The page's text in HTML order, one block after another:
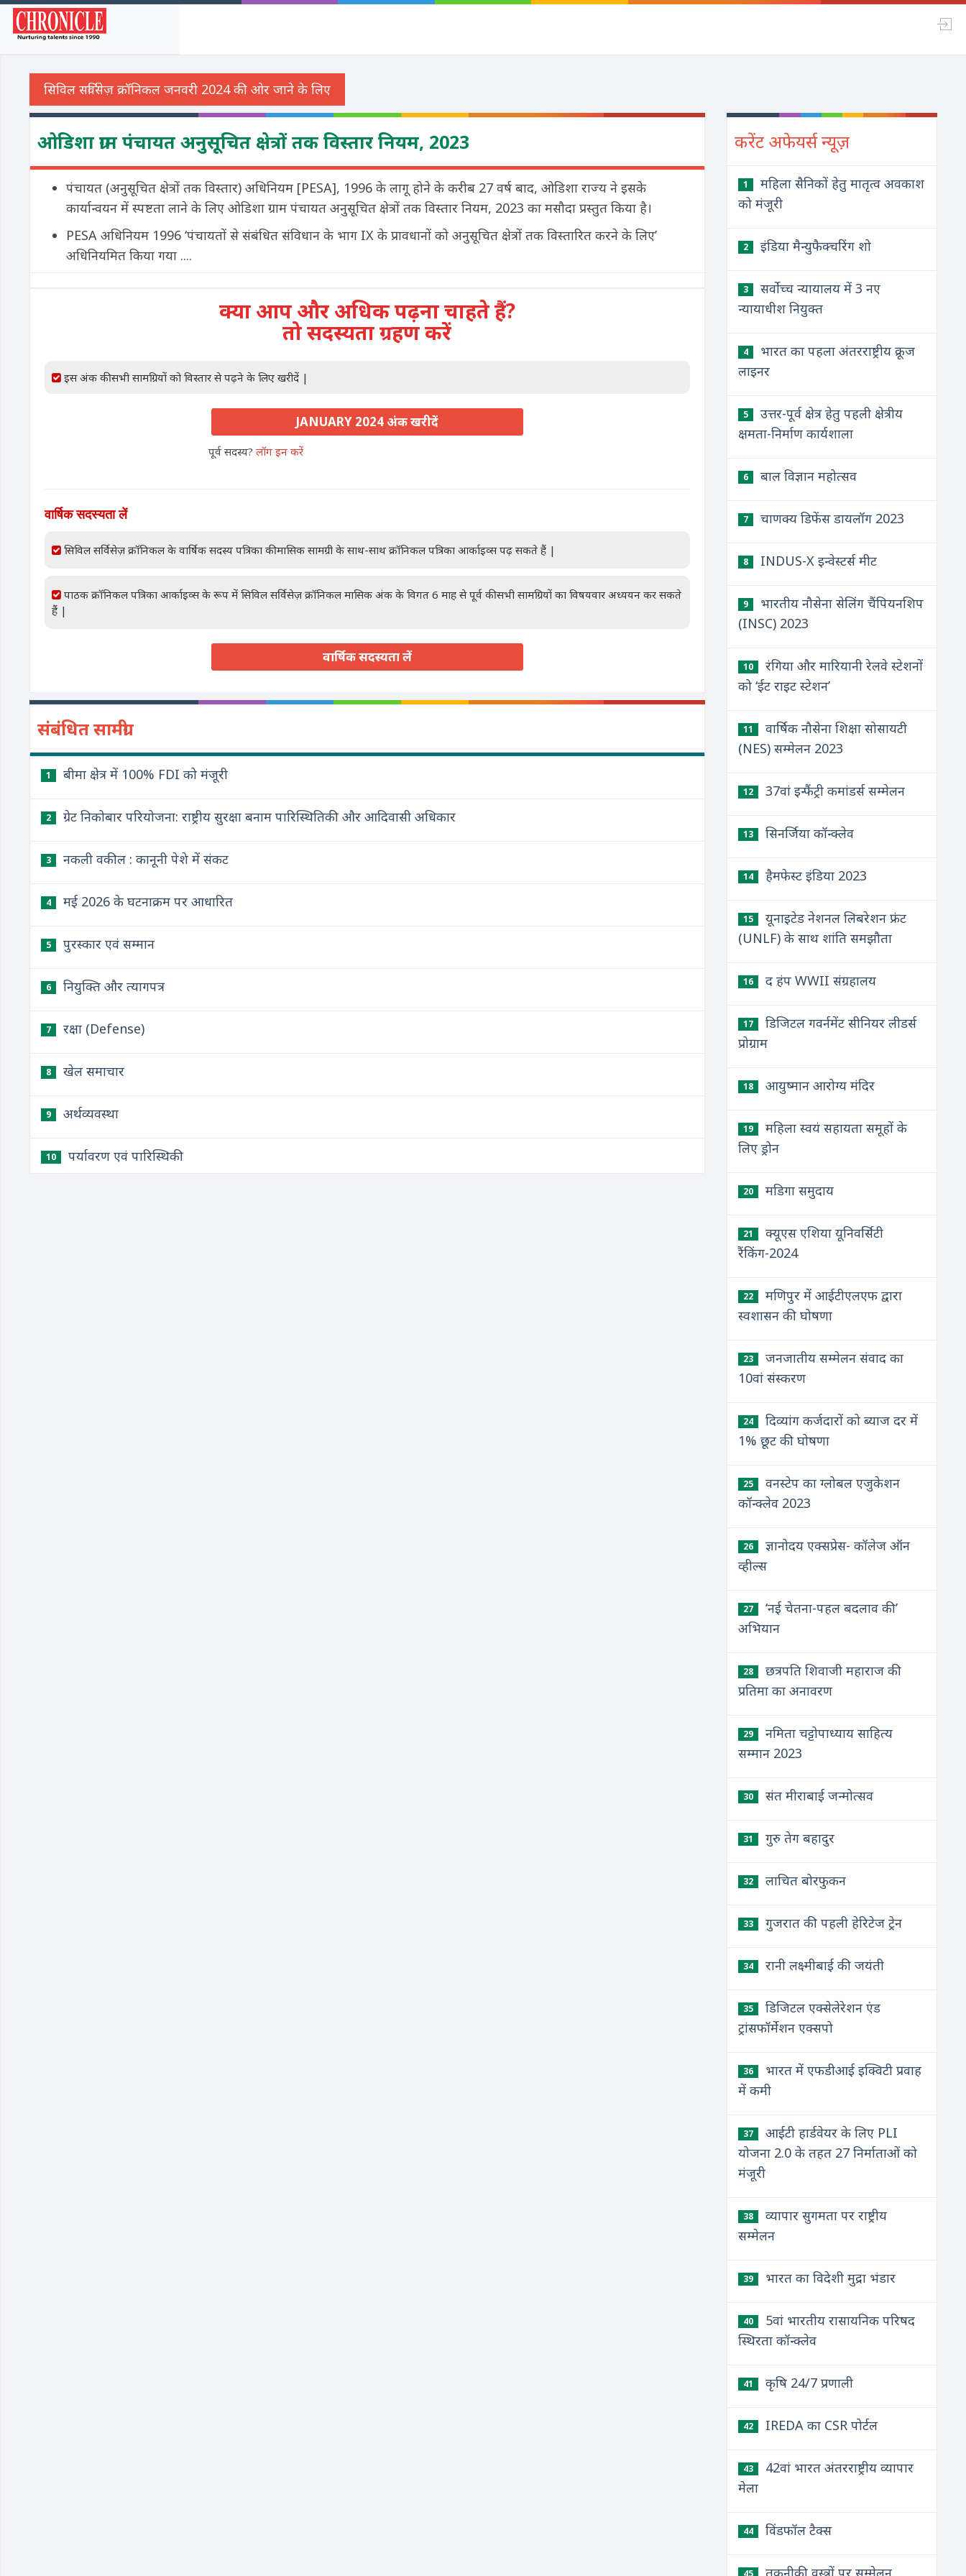
ओडिशा ग्राम पंचायत अनुसूचित क्षेत्रों तक विस्तार नियम, 2023
पंचायत (अनुसूचित क्षेत्रों तक विस्तार) अधिनियम [PESA], 1996 के लागू होने के करीब 27 वर्ष बाद, ओडिशा राज्य ने इसके
कार्यान्वयन में स्पष्टता लाने के लिए ओडिशा ग्राम पंचायत अनुसूचित क्षेत्रों तक विस्तार नियम, 2023 का मसौदा प्रस्तुत किया है।
PESA अधिनियम 1996 ‘पंचायतों से संबंधित संविधान के भाग IX के प्रावधानों को अनुसूचित क्षेत्रों तक विस्तारित करने के लिए’
अधिनियमित किया गया ....
क्या आप और अधिक पढ़ना चाहते हैं?
तो सदस्यता ग्रहण करें
इस अंक की सभी सामग्रियों को विस्तार से पढ़ने के लिए खरीदें |
JANUARY 2024 अंक खरीदें
पूर्व सदस्य?लॉग इन करें
वार्षिक सदस्यता लें
सिविल सर्विसेज़ क्रॉनिकल के वार्षिक सदस्य पत्रिका की मासिक सामग्री के साथ-साथ क्रॉनिकल पत्रिका आर्काइव्स पढ़ सकते हैं |
पाठक क्रॉनिकल पत्रिका आर्काइव्स के रूप में सिविल सर्विसेज़ क्रॉनिकल मासिक अंक के विगत 6 माह से पूर्व की सभी सामग्रियों का विषयवार अध्ययन कर सकते
हैं |
वार्षिक सदस्यता लें
संबंधित सामग्री
1 बीमा क्षेत्र में 100% FDI को मंजूरी
2 ग्रेट निकोबार परियोजना: राष्ट्रीय सुरक्षा बनाम पारिस्थितिकी और आदिवासी अधिकार
3 नकली वकील : कानूनी पेशे में संकट
4 मई 2026 के घटनाक्रम पर आधारित
5 पुरस्कार एवं सम्मान
6 नियुक्ति और त्यागपत्र
7 रक्षा (Defense)
8 खेल समाचार
9 अर्थव्यवस्था
10 पर्यावरण एवं पारिस्थिकी
करेंट अफेयर्स न्यूज़
1
महिला सैनिकों हेतु मातृत्व अवकाश
को मंजूरी
2 इंडिया मैन्युफैक्चरिंग शो
3
सर्वोच्च न्यायालय में 3 नए
न्यायाधीश नियुक्त
4
भारत का पहला अंतरराष्ट्रीय क्रूज
लाइनर
5
उत्तर-पूर्व क्षेत्र हेतु पहली क्षेत्रीय
क्षमता-निर्माण कार्यशाला
6 बाल विज्ञान महोत्सव
7 चाणक्य डिफेंस डायलॉग 2023
8 INDUS-X इन्वेस्टर्स मीट
9
भारतीय नौसेना सेलिंग चैंपियनशिप
(INSC) 2023
10
रंगिया और मारियानी रेलवे स्टेशनों
को ‘ईट राइट स्टेशन’
11
वार्षिक नौसेना शिक्षा सोसायटी
(NES) सम्मेलन 2023
12 37वां इन्फैंट्री कमांडर्स सम्मेलन
13 सिनर्जिया कॉन्क्लेव
14 हैमफेस्ट इंडिया 2023
15
यूनाइटेड नेशनल लिबरेशन फ्रंट
(UNLF) के साथ शांति समझौता
16 द हंप WWII संग्रहालय
17
डिजिटल गवर्नमेंट सीनियर लीडर्स
प्रोग्राम
18 आयुष्मान आरोग्य मंदिर
19
महिला स्वयं सहायता समूहों के
लिए ड्रोन
20 मडिगा समुदाय
21
क्यूएस एशिया यूनिवर्सिटी
रैंकिंग-2024
22
मणिपुर में आईटीएलएफ द्वारा
स्वशासन की घोषणा
23
जनजातीय सम्मेलन संवाद का
10वां संस्करण
24
दिव्यांग कर्जदारों को ब्याज दर में
1% छूट की घोषणा
25
वनस्टेप का ग्लोबल एजुकेशन
कॉन्क्लेव 2023
26
ज्ञानोदय एक्सप्रेस- कॉलेज ऑन
व्हील्स
27
‘नई चेतना-पहल बदलाव की’
अभियान
28
छत्रपति शिवाजी महाराज की
प्रतिमा का अनावरण
29
नमिता चट्टोपाध्याय साहित्य
सम्मान 2023
30 संत मीराबाई जन्मोत्सव
31 गुरु तेग बहादुर
32 लाचित बोरफुकन
33 गुजरात की पहली हेरिटेज ट्रेन
34 रानी लक्ष्मीबाई की जयंती
35
डिजिटल एक्सेलेरेशन एंड
ट्रांसफॉर्मेशन एक्सपो
36
भारत में एफडीआई इक्विटी प्रवाह
में कमी
37
आईटी हार्डवेयर के लिए PLI
योजना 2.0 के तहत 27 निर्माताओं को
मंजूरी
38
व्यापार सुगमता पर राष्ट्रीय
सम्मेलन
39 भारत का विदेशी मुद्रा भंडार
40
5वां भारतीय रासायनिक परिषद
स्थिरता कॉन्क्लेव
41 कृषि 24/7 प्रणाली
42 IREDA का CSR पोर्टल
43
42वां भारत अंतरराष्ट्रीय व्यापार
मेला
44 विंडफॉल टैक्स
तकनीकी वस्त्रों पर सम्मेलन